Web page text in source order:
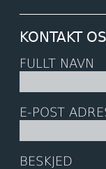
KONTAKT
FULLT NAVN
E-POST
BESKJED